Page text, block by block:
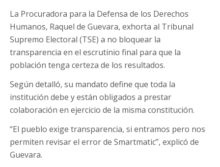
La Procuradora para la Defensa de los Derechos
Humanos, Raquel de Guevara, exhorta al Tribunal
Supremo Electoral (TSE) a no bloquear la
transparencia en el escrutinio final para que la
población tenga certeza de los resultados.
Según detalló, su mandato define que toda la
institución debe y están obligados a prestar
colaboración en ejercicio de la misma constitución.
“El pueblo exige transparencia, si entramos pero nos
permiten revisar el error de Smartmatic”, explicó de
Guevara.